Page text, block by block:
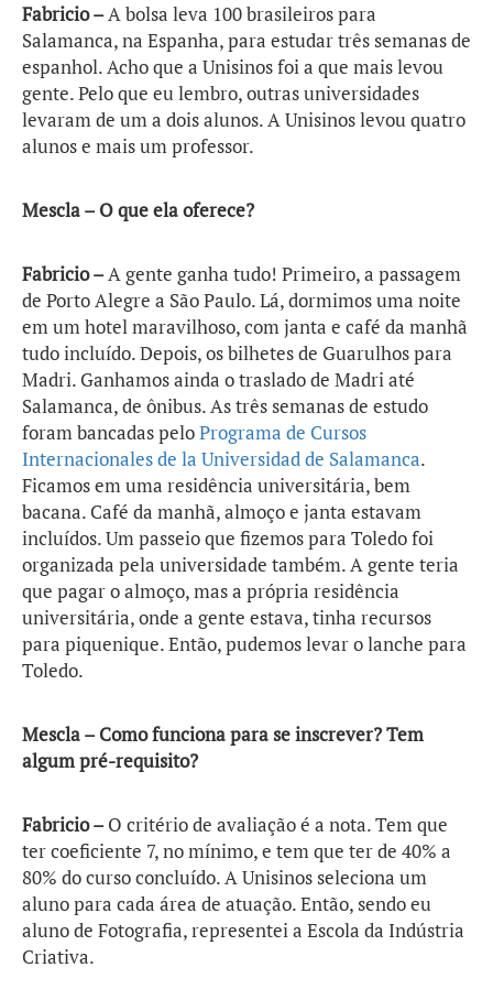
Fabricio –A bolsa leva 100 brasileiros para
Salamanca, na Espanha, para estudar três semanas de
espanhol. Acho que a Unisinos foi a que mais levou
gente. Pelo que eu lembro, outras universidades
levaram de um a dois alunos. A Unisinos levou quatro
alunos e mais um professor.
Mescla – O que ela oferece?
Fabricio –A gente ganha tudo! Primeiro, a passagem
de Porto Alegre a São Paulo. Lá, dormimos uma noite
em um hotel maravilhoso, com janta e café da manhã
tudo incluído. Depois, os bilhetes de Guarulhos para
Madri. Ganhamos ainda o traslado de Madri até
Salamanca, de ônibus. As três semanas de estudo
foram bancadas peloPrograma de Cursos
Internacionales de la Universidad de Salamanca.
Ficamos em uma residência universitária, bem
bacana. Café da manhã, almoço e janta estavam
incluídos. Um passeio que fizemos para Toledo foi
organizada pela universidade também. A gente teria
que pagar o almoço, mas a própria residência
universitária, onde a gente estava, tinha recursos
para piquenique. Então, pudemos levar o lanche para
Toledo.
Mescla – Como funciona para se inscrever? Tem
algum pré-requisito?
Fabricio – O critério de avaliação é a nota. Tem que
ter coeficiente 7, no mínimo, e tem que ter de 40% a
80% do curso concluído. A Unisinos seleciona um
aluno para cada área de atuação. Então, sendo eu
aluno de Fotografia, representei a Escola da Indústria
Criativa.